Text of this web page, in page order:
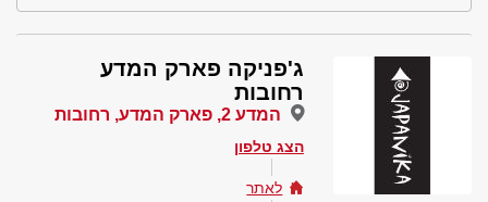
ג'פניקה פארק המדע
רחובות
המדע 2, פארק המדע, רחובות
הצג טלפון
לאתר